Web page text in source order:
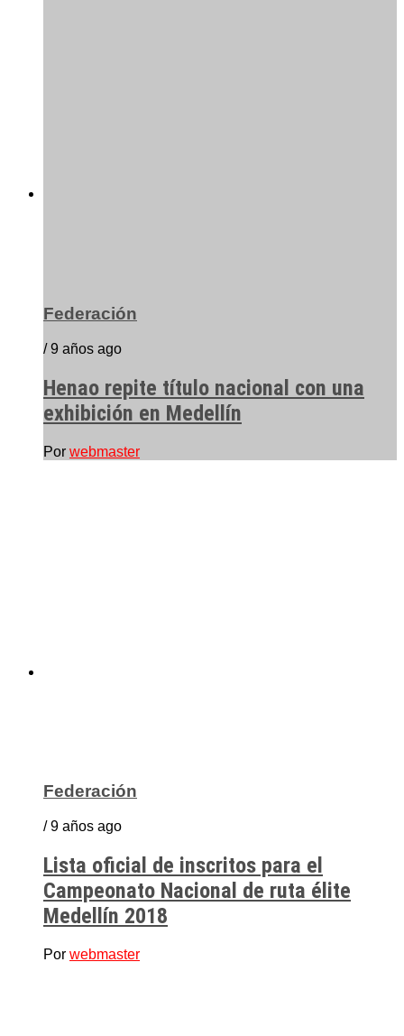
Federación
/ 9 años ago
Henao repite título nacional con una
exhibición en Medellín
Por webmaster
Federación
/ 9 años ago
Lista oficial de inscritos para el
Campeonato Nacional de ruta élite
Medellín 2018
Por webmaster